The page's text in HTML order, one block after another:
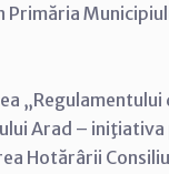
Arad –
Hotărârii